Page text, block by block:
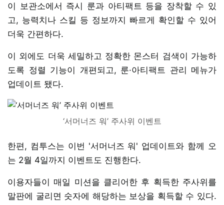
이 보관소에서 즉시 룬과 아티팩트 등을 장착할 수 있
고, 능력치나 스킬 등 정보까지 빠르게 확인할 수 있어
더욱 간편하다.
이 외에도 더욱 세밀하고 정확한 몬스터 검색이 가능하
도록 정렬 기능이 개편되고, 룬·아티팩트 관리 메뉴가
업데이트 됐다.
‘서머너즈 워’ 주사위 이벤트
한편, 컴투스는 이번 '서머너즈 워' 업데이트와 함께 오
는 2월 4일까지 이벤트도 진행한다.
이용자들이 매일 미션을 클리어한 후 획득한 주사위를
말판에 굴리면 숫자에 해당하는 보상을 획득할 수 있다.